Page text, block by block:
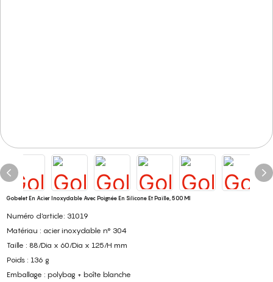
Gobelet En Acier Inoxydable Avec Poignée En Silicone Et Paille, 500 Ml
Numéro d'article: 31019
Matériau : acier inoxydable n° 304
Taille : 88/Dia x 60/Dia x 125/H mm
Poids : 136 g
Emballage : polybag + boîte blanche